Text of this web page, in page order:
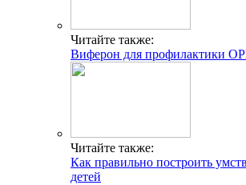
Читайте также:
Виферон для профилактики
Читайте также:
Как правильно построить
детей